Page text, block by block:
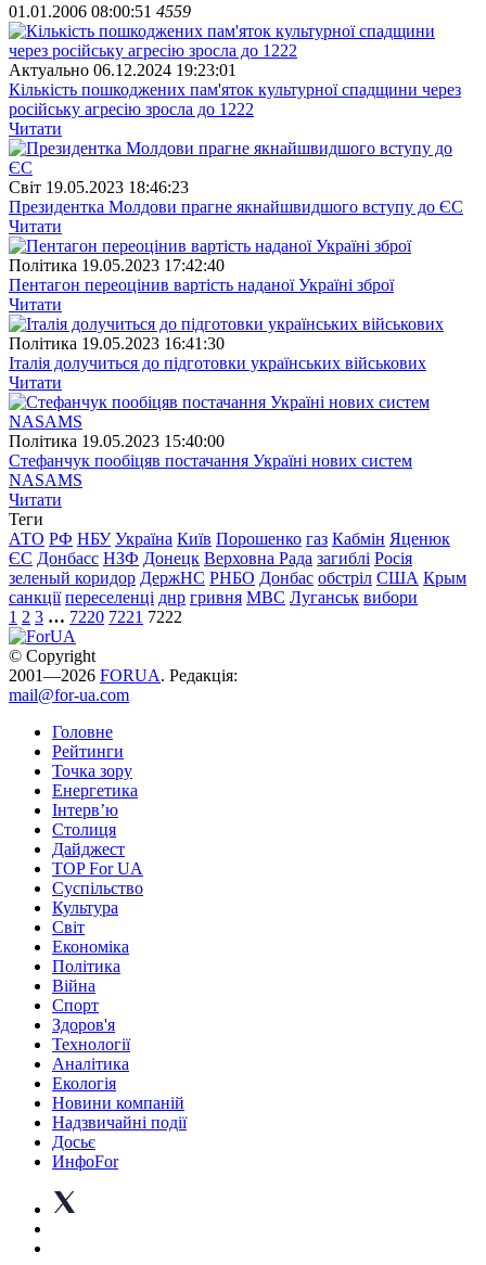
01.01.2006 08:00:51 4559
Актуально 06.12.2024 19:23:01
Кількість пошкоджених пам'яток культурної спадщини через
російську агресію зросла до 1222
Читати
Свiт 19.05.2023 18:46:23
Президентка Молдови прагне якнайшвидшого вступу до ЄС
Читати
Полiтика 19.05.2023 17:42:40
Пентагон переоцінив вартість наданої Україні зброї
Читати
Полiтика 19.05.2023 16:41:30
Італія долучиться до підготовки українських військових
Читати
Полiтика 19.05.2023 15:40:00
Стефанчук пообіцяв постачання Україні нових систем
NASAMS
Читати
Теги
АТО РФ НБУ Україна Київ Порошенко газ Кабмін Яценюк
ЄС Донбасс НЗФ Донецк Верховна Рада загиблі Росія
зеленый коридор ДержНС РНБО Донбас обстріл США Крым
санкції переселенці днр гривня МВС Луганськ вибори
1 2 3 … 7220 7221 7222
© Copyright
2001—2026 FORUA. Редакція:
mail@for-ua.com
Головне
Рейтинги
Точка зору
Енергетика
Інтерв’ю
Столиця
Дайджест
TOP For UA
Суспiльство
Культура
Світ
Економіка
Політика
Війна
Спорт
Здоров'я
Технології
Аналітика
Екологія
Новини компаній
Надзвичайні події
Досьє
ИнфоFor